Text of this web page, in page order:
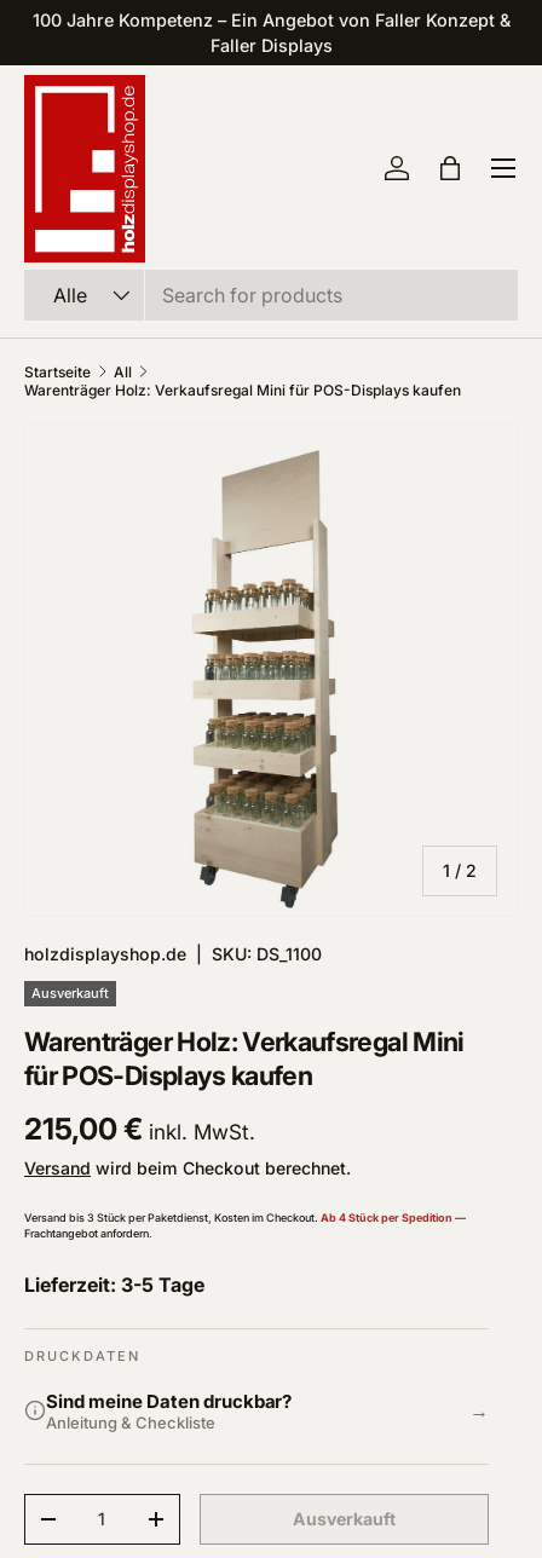
100 Jahre Kompetenz – Ein Angebot von Faller Konzept &
Faller Displays
Alle
Einloggen
Startseite
All
Warenträger Holz: Verkaufsregal Mini für POS-Displays kaufen
Zu Produktinformationen springen
1 / von
2
holzdisplayshop.de SKU: DS_1100
Ausverkauft
Warenträger Holz: Verkaufsregal Mini
für POS-Displays kaufen
Normaler Preis
215,00 € inkl. MwSt.
Versand wird beim Checkout berechnet.
Versand bis 3 Stück per Paketdienst, Kosten im Checkout. Ab 4 Stück per Spedition —
Frachtangebot anfordern.
Lieferzeit: 3-5 Tage
DRUCKDATEN
Sind meine Daten druckbar?
Anleitung & Checkliste →
Menge verringernMenge erhöhen Ausverkauft